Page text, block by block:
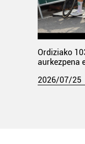
Ordiziako
aurkezpena
2026/07/25